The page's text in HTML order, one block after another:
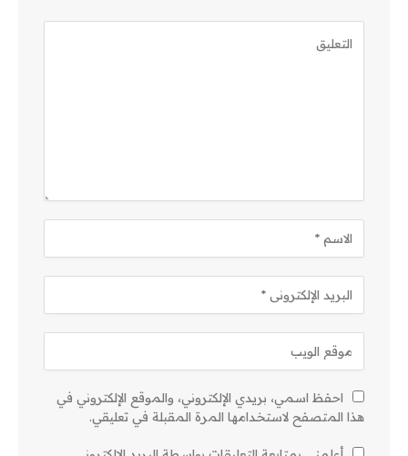
احفظ اسمي، بريدي الإلكتروني، والموقع الإلكتروني في
هذا المتصفح لاستخدامها المرة المقبلة في تعليقي.